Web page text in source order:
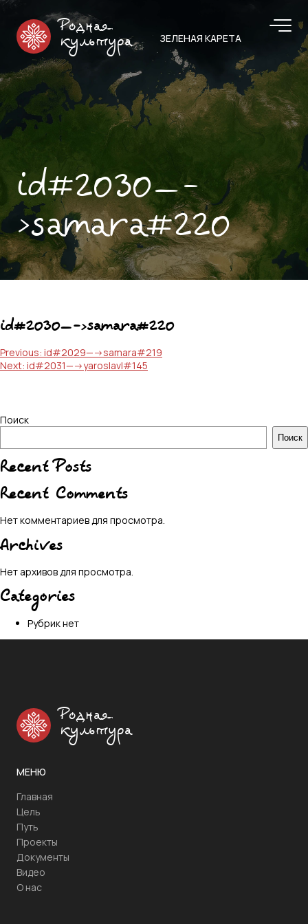
Родная
культура
ЗЕЛЕНАЯ КАРЕТА
id#2030—-
>samara#220
id#2030—->samara#220
Навигация
по
Previous: id#2029—->samara#219
Next: id#2031—->yaroslavl#145
Поиск
Поиск
Recent Posts
Recent Comments
Нет комментариев для просмотра.
Archives
Нет архивов для просмотра.
Categories
Рубрик нет
Родная
культура
МЕНЮ
Главная
Цель
Путь
Проекты
Документы
Видео
О нас